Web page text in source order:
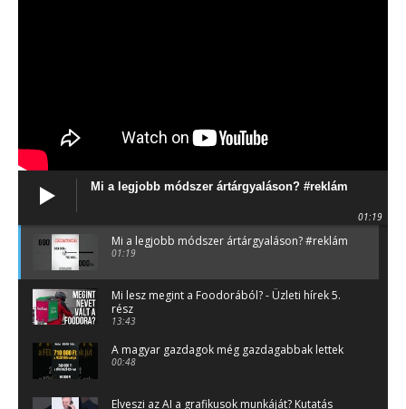
Mi a legjobb módszer ártárgyaláson? #reklám
01:19
Mi a legjobb módszer ártárgyaláson? #reklám
01:19
Mi lesz megint a Foodorából? - Üzleti hírek 5.
rész
13:43
A magyar gazdagok még gazdagabbak lettek
00:48
Elveszi az AI a grafikusok munkáját? Kutatás